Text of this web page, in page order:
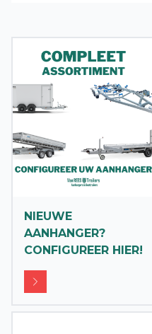
NIEUWE
AANHANGER?
CONFIGUREER HIER!